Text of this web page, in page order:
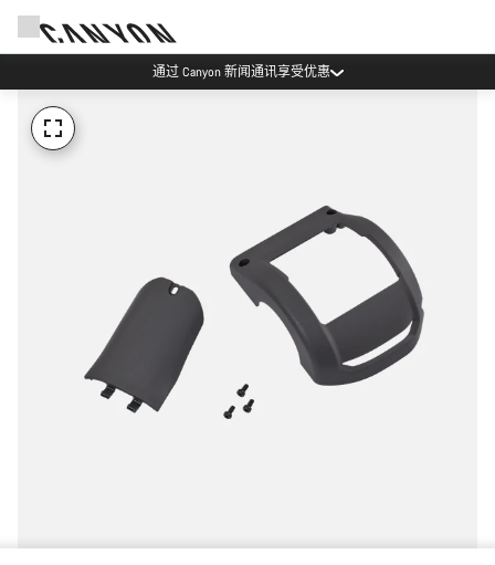
通过 Canyon 新闻通讯享受优惠